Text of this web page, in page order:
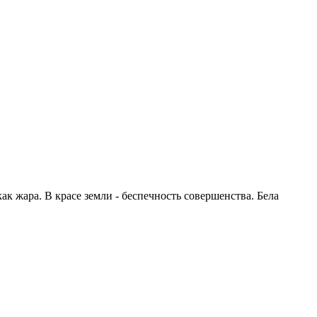
жара. В красе земли - беспечность совершенства. Бела